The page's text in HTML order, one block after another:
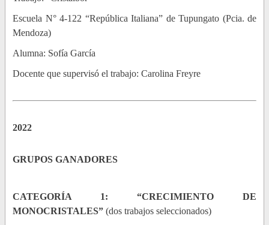
Escuela N° 4-122 “República Italiana” de Tupungato (Pcia. de
Mendoza)
Alumna: Sofía García
Docente que supervisó el trabajo: Carolina Freyre
2022
GRUPOS GANADORES
CATEGORÍA 1: “CRECIMIENTO DE
MONOCRISTALES” (dos trabajos seleccionados)